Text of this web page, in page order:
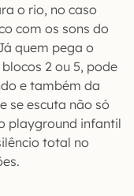
o rio, no caso
com os sons do
quem pega o
2 ou 5, pode
e também da
se escuta não só
playground infantil
total no